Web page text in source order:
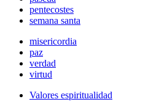
pentecostes
semana santa
misericordia
paz
verdad
virtud
Valores espiritualidad